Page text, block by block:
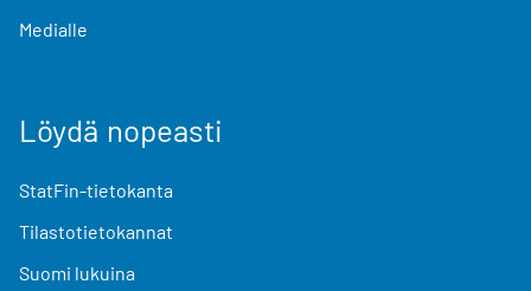
Medialle
Löydä nopeasti
StatFin-tietokanta
Tilastotietokannat
Suomi lukuina